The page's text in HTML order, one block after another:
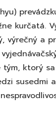
kurčatá.
výrečný a
tým, ktorý
susedmi